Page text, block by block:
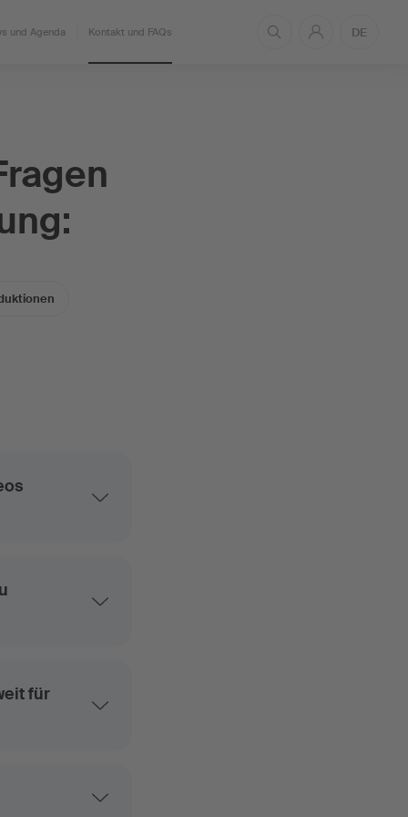
und Agenda Kontakt und FAQs DE
für